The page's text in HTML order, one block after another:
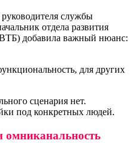
руководителя службы
отдела развития
добавила важный нюанс:
для других
сценария нет.
под конкретных людей.
омниканальность